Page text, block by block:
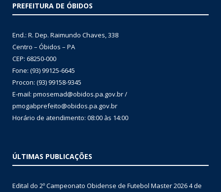
PREFEITURA DE ÓBIDOS
End.: R. Dep. Raimundo Chaves, 338
Centro – Óbidos – PA
CEP: 68250-000
Fone: (93) 99125-6645
Procon: (93) 99158-9345
E-mail: pmosemad@obidos.pa.gov.br /
pmogabprefeito@obidos.pa.gov.br
Horário de atendimento: 08:00 às 14:00
ÚLTIMAS PUBLICAÇÕES
Edital do 2º Campeonato Obidense de Futebol Master 20264 de